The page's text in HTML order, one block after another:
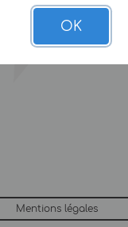
Mentions légales
OK